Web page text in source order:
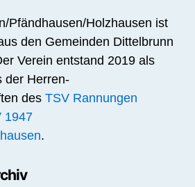
Pfändhausen/Holzhausen ist
den Gemeinden Dittelbrunn
Verein entstand 2019 als
der Herren-
des TSV Rannungen
1947
.